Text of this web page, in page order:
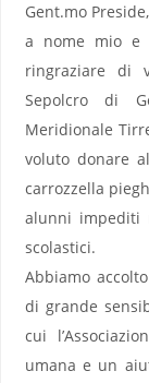
Gent.mo Preside,
a nome mio e
ringraziare di
Sepolcro di
Meridionale
voluto donare
carrozzella
alunni impediti
scolastici.
Abbiamo
di grande
cui
umana e un